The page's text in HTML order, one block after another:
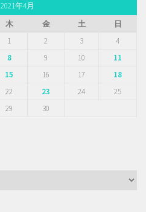
2021年4月
木 金 土
日
1
2 3
4
8 9 10
11
15 16 17
18
22 23 24
25
29
30